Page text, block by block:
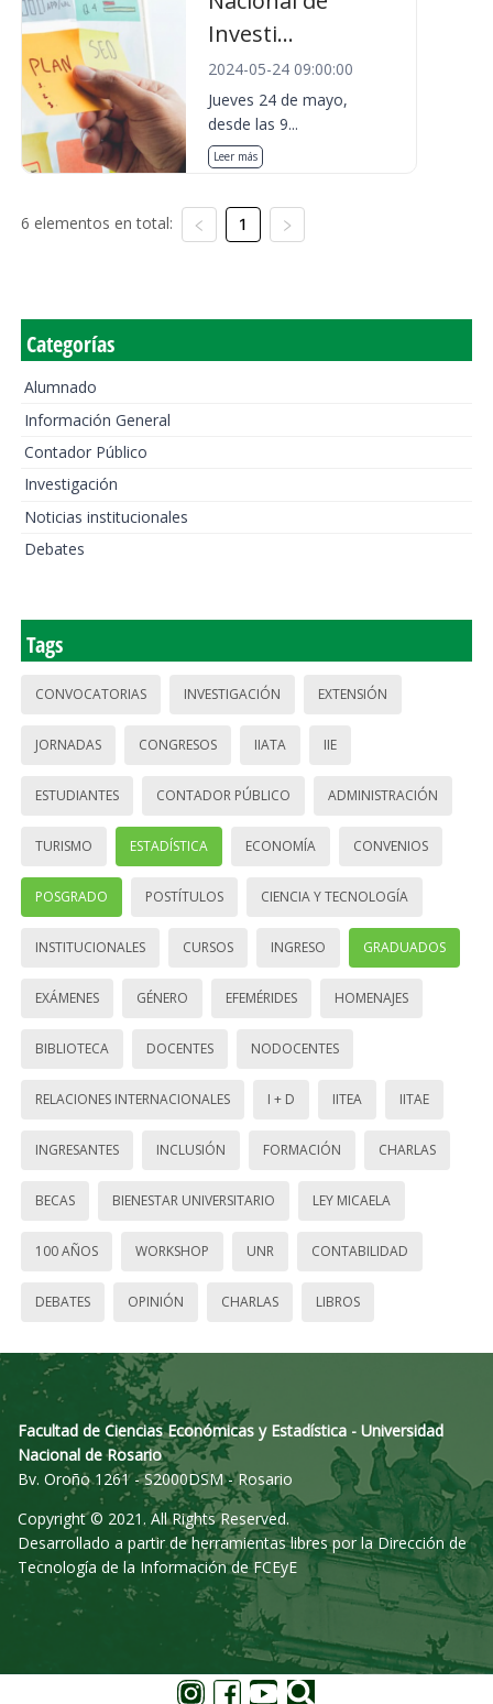
Investi...
2024-05-24 09:00:00
Jueves 24 de mayo,
desde las 9...
Leer más
6 elementos en total: 1
Categorías
Alumnado
Información General
Contador Público
Investigación
Noticias institucionales
Debates
Tags
CONVOCATORIAS INVESTIGACIÓN EXTENSIÓN
JORNADAS CONGRESOS IIATA IIE
ESTUDIANTES CONTADOR PÚBLICO ADMINISTRACIÓN
TURISMO ESTADÍSTICA ECONOMÍA CONVENIOS
POSGRADO POSTÍTULOS CIENCIA Y TECNOLOGÍA
INSTITUCIONALES CURSOS INGRESO GRADUADOS
EXÁMENES GÉNERO EFEMÉRIDES HOMENAJES
BIBLIOTECA DOCENTES NODOCENTES
RELACIONES INTERNACIONALES I + D IITEA IITAE
INGRESANTES INCLUSIÓN FORMACIÓN CHARLAS
BECAS BIENESTAR UNIVERSITARIO LEY MICAELA
100 AÑOS WORKSHOP UNR CONTABILIDAD
DEBATES OPINIÓN CHARLAS LIBROS
Facultad de Ciencias Económicas y Estadística - Universidad
Nacional de Rosario
Bv. Oroño 1261 - S2000DSM - Rosario
Copyright © 2021. All Rights Reserved.
Desarrollado a partir de herramientas libres por la Dirección de
Tecnología de la Información de FCEyE